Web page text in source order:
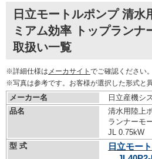
日立モートルポンプ 清水
ミアム効率 トップランナ
取扱い一覧
※詳細仕様は メーカサイト でご確認ください。
※写真は参考です。お客様が選択した形式と
メーカー名
日立産機シ
品名
清水用陸上
ランナーモ
JL 0.75kW
型 式
日立モー